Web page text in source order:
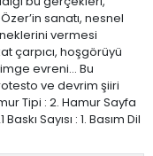
sanatı, nesnel
vermesi
çarpıcı, hoşgörüyü
evreni... Bu
ve devrim şiiri
Tipi : 2. Hamur Sayfa
Baskı Sayısı : 1. Basım Dil